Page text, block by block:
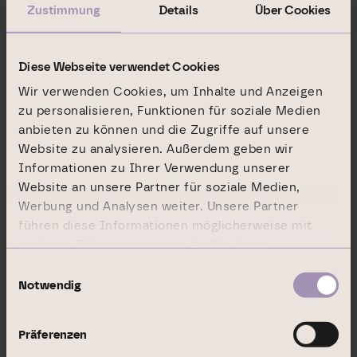
Zustimmung Details Über Cookies
Diese Webseite verwendet Cookies
Wir verwenden Cookies, um Inhalte und Anzeigen
zu personalisieren, Funktionen für soziale Medien
anbieten zu können und die Zugriffe auf unsere
Website zu analysieren. Außerdem geben wir
Informationen zu Ihrer Verwendung unserer
Website an unsere Partner für soziale Medien,
Werbung und Analysen weiter. Unsere Partner
führen diese Informationen möglicherweise mit
weiteren Daten zusammen, die Sie ihnen
Nutzung der Dienste gesammelt haben.
Notwendig
Präferenzen
2. Nachtrag zum Prospektbefreienden Dokument vom 11.
23. September 2020
Fragen und Antworten zur Aktiendividende
Dividendenbekanntmachung Bezugsangebot
Bekanntgabe des Bezugspreises und des
Bezugsverhältnisses